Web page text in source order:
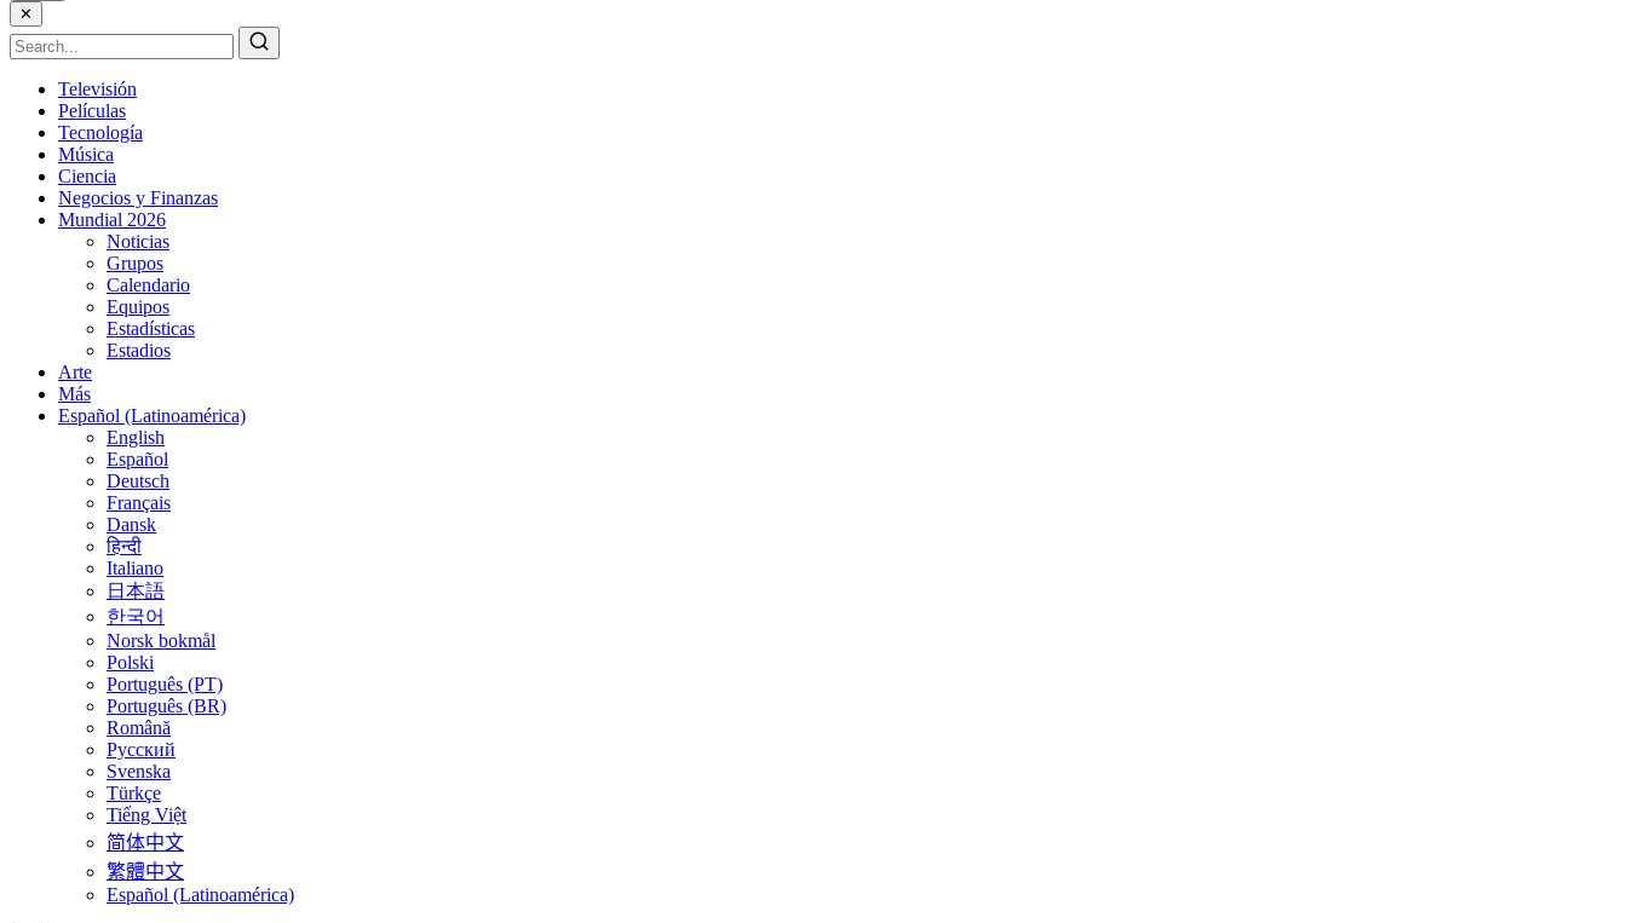
✕
Televisión
Películas
Tecnología
Música
Ciencia
Negocios y Finanzas
Mundial 2026
Noticias
Grupos
Calendario
Equipos
Estadísticas
Estadios
Arte
Más
Español (Latinoamérica)
English
Español
Deutsch
Français
Dansk
हिन्दी
Italiano
日本語
한국어
Norsk bokmål
Polski
Português (PT)
Português (BR)
Română
Русский
Svenska
Türkçe
Tiếng Việt
简体中文
繁體中文
Español (Latinoamérica)